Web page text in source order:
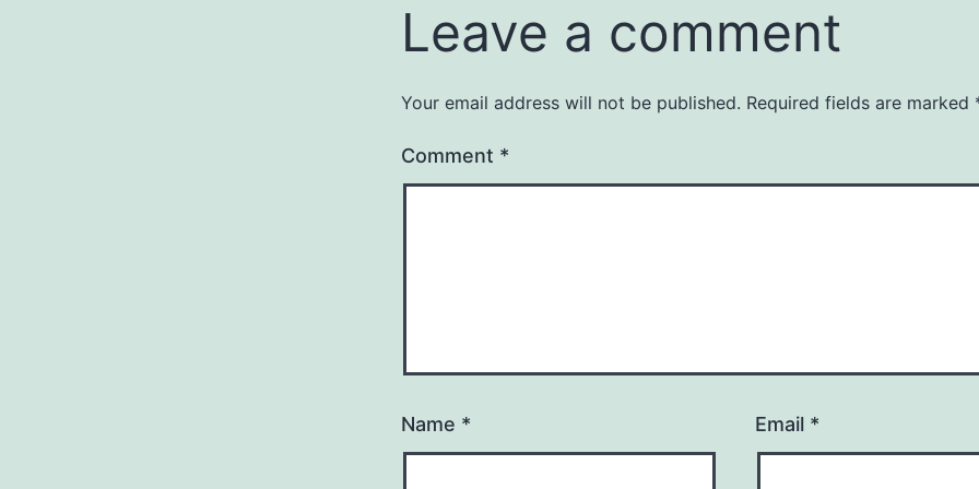
Leave a comment
Your email address will not be published. Required fields are marked
Comment *
Name * Email *